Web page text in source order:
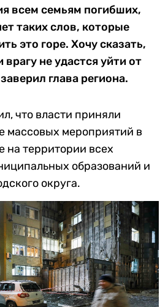
всем семьям погибших,
таких слов, которые
это горе. Хочу сказать,
не удастся уйти от
глава региона.
что власти приняли
массовых мероприятий в
на территории всех
образований и
округа.